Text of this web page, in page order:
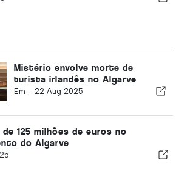
Mistério envolve morte de
turista irlandês no Algarve
Em - 22 Aug 2025
125 milhões de euros no
do Algarve